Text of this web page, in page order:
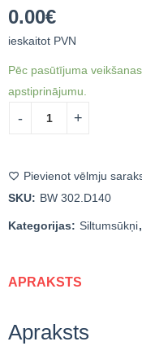
0.00€
ieskaitot PVN
Pēc pasūtījuma
apstiprinājumu.
Pievienot vēlmju
SKU: BW 302.D140
Kategorijas: Siltumsūkņi,
APRAKSTS
Apraksts